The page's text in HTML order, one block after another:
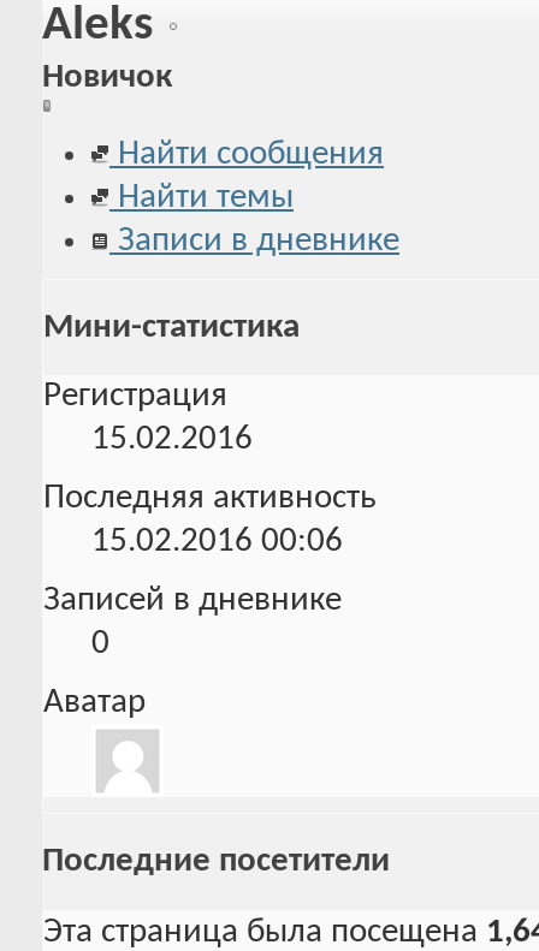
Aleks
Новичок
Найти сообщения
Найти темы
Записи в дневнике
Мини-статистика
Регистрация
15.02.2016
Последняя активность
15.02.2016 00:06
Записей в дневнике
0
Аватар
Последние посетители
Эта страница была посещена